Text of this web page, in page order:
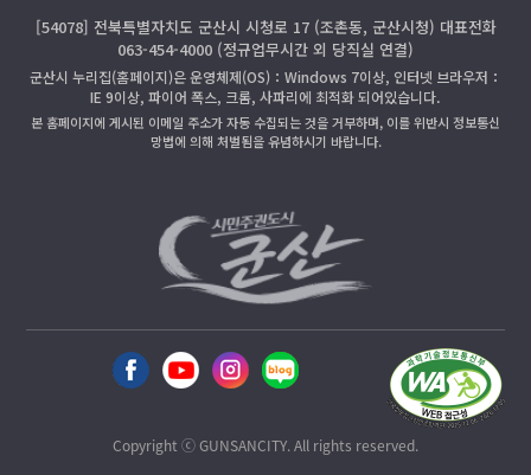
[54078] 전북특별자치도 군산시 시청로 17 (조촌동, 군산시청) 대표전화
063-454-4000 (정규업무시간 외 당직실 연결)
군산시 누리집(홈페이지)은 운영체제(OS)：Windows 7이상, 인터넷 브라우저：
IE 9이상, 파이어 폭스, 크롬, 사파리에 최적화 되어있습니다.
본 홈페이지에 게시된 이메일 주소가 자동 수집되는 것을 거부하며, 이를 위반시 정보통신
망법에 의해 처벌됨을 유념하시기 바랍니다.
Copyright ⓒ GUNSANCITY. All rights reserved.